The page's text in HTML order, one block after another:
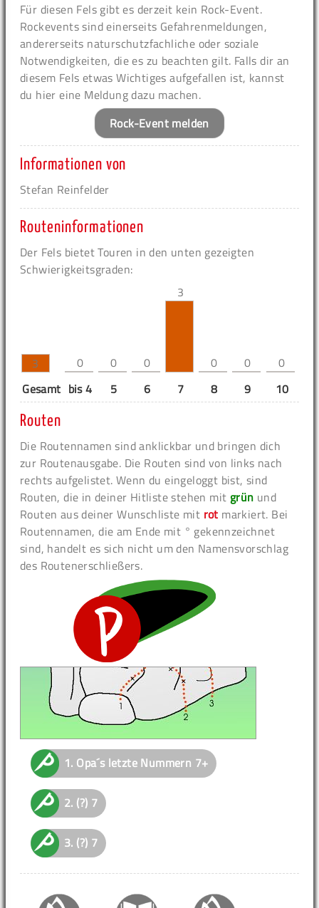
Für diesen Fels gibt es derzeit kein Rock-Event.
Rockevents sind einerseits Gefahrenmeldungen,
andererseits naturschutzfachliche oder soziale
Notwendigkeiten, die es zu beachten gilt. Falls dir an
diesem Fels etwas Wichtiges aufgefallen ist, kannst
du hier eine Meldung dazu machen.
Rock-Event melden
Informationen von
Stefan Reinfelder
Routeninformationen
Der Fels bietet Touren in den unten gezeigten
Schwierigkeitsgraden:
3 0 0 0
3
0 0 0
Gesamt bis 4 5 6 7 8 9 10
Routen
Die Routennamen sind anklickbar und bringen dich
zur Routenausgabe. Die Routen sind von links nach
rechts aufgelistet. Wenn du eingeloggt bist, sind
Routen, die in deiner Hitliste stehen mit grün und
Routen aus deiner Wunschliste mit rot markiert. Bei
Routennamen, die am Ende mit ° gekennzeichnet
sind, handelt es sich nicht um den Namensvorschlag
des Routenerschließers.
1. Opa´s letzte Nummern 7+
2. (?) 7
3. (?) 7